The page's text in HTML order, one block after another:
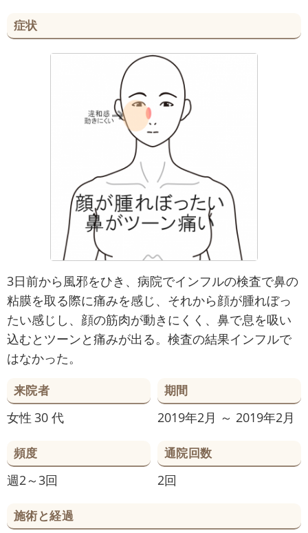
症状
3日前から風邪をひき、病院でインフルの検査で鼻の
粘膜を取る際に痛みを感じ、それから顔が腫れぼっ
たい感じし、顔の筋肉が動きにくく、鼻で息を吸い
込むとツーンと痛みが出る。検査の結果インフルで
はなかった。
来院者
女性 30 代
期間
2019年2月 ～ 2019年2月
頻度
週2～3回
通院回数
2回
施術と経過